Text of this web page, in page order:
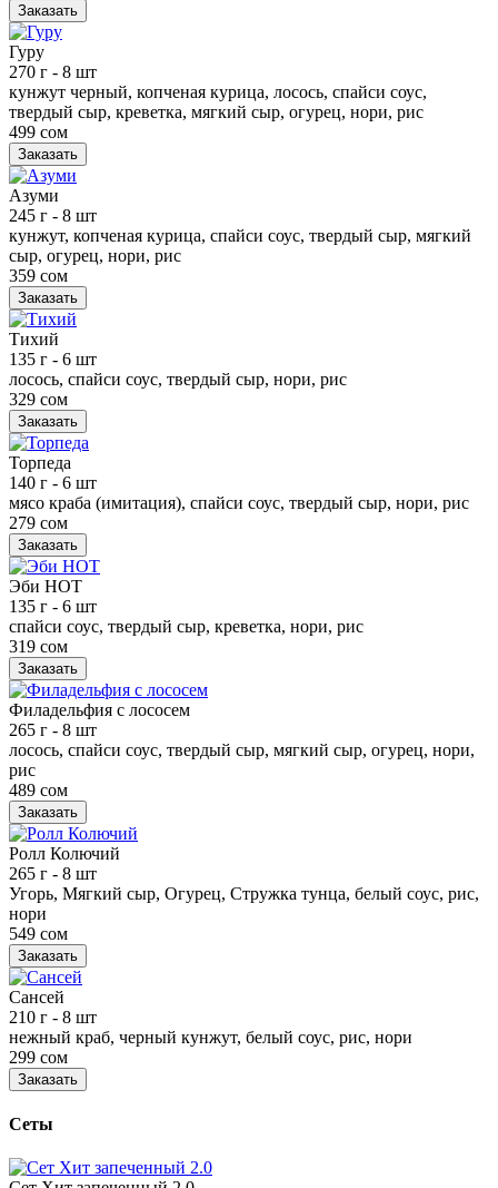
Заказать
Гуру
270 г - 8 шт
кунжут черный, копченая курица, лосось, спайси соус,
твердый сыр, креветка, мягкий сыр, огурец, нори, рис
499 сом
Заказать
Азуми
245 г - 8 шт
кунжут, копченая курица, спайси соус, твердый сыр, мягкий
сыр, огурец, нори, рис
359 сом
Заказать
Тихий
135 г - 6 шт
лосось, спайси соус, твердый сыр, нори, рис
329 сом
Заказать
Торпеда
140 г - 6 шт
мясо краба (имитация), спайси соус, твердый сыр, нори, рис
279 сом
Заказать
Эби НОТ
135 г - 6 шт
спайси соус, твердый сыр, креветка, нори, рис
319 сом
Заказать
Филадельфия с лососем
265 г - 8 шт
лосось, спайси соус, твердый сыр, мягкий сыр, огурец, нори,
рис
489 сом
Заказать
Ролл Колючий
265 г - 8 шт
Угорь, Мягкий сыр, Огурец, Стружка тунца, белый соус, рис,
нори
549 сом
Заказать
Сансей
210 г - 8 шт
нежный краб, черный кунжут, белый соус, рис, нори
299 сом
Заказать
Сеты